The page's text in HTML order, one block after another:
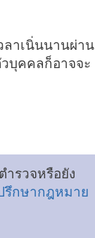
ลาเนิ่นนานผ่าน
บุคคลก็อาจจะ
รวจหรือยัง
รึกษากฎหมาย